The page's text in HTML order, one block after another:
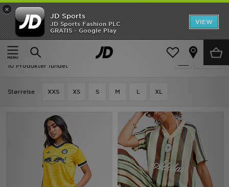
×
JD Sports
JD Sports Fashion PLC
GRATIS - Google Play
VIEW
Hjem
Damer Dametøj
Gul Dametøj - Adidas Originals
10 Produkter fundet
Størrelse XXS XS S M L XL
Hjem
UDSALG
Nyheder
Bestsellers